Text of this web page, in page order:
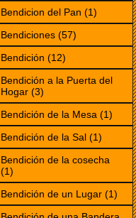
Bendicion del Pan (1)
Bendiciones (57)
Bendición (12)
Bendición a la Puerta del
Hogar (3)
Bendición de la Mesa (1)
Bendición de la Sal (1)
Bendición de la cosecha
(1)
Bendición de un Lugar (1)